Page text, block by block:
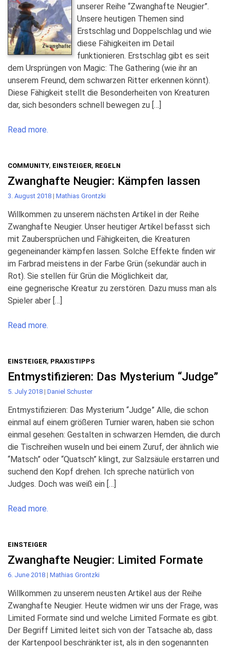
unserer Reihe “Zwanghafte Neugier”.
Unsere heutigen Themen sind
Erstschlag und Doppelschlag und wie
diese Fähigkeiten im Detail
funktionieren. Erstschlag gibt es seit
dem Ursprüngen von Magic: The Gathering (wie ihr an
unserem Freund, dem schwarzen Ritter erkennen könnt).
Diese Fähigkeit stellt die Besonderheiten von Kreaturen
dar, sich besonders schnell bewegen zu […]
Read more.
COMMUNITY, EINSTEIGER, REGELN
Zwanghafte Neugier: Kämpfen lassen
3. August 2018 | Mathias Grontzki
Willkommen zu unserem nächsten Artikel in der Reihe
Zwanghafte Neugier. Unser heutiger Artikel befasst sich
mit Zaubersprüchen und Fähigkeiten, die Kreaturen
gegeneinander kämpfen lassen. Solche Effekte finden wir
im Farbrad meistens in der Farbe Grün (sekundär auch in
Rot). Sie stellen für Grün die Möglichkeit dar,
eine gegnerische Kreatur zu zerstören. Dazu muss man als
Spieler aber […]
Read more.
EINSTEIGER, PRAXISTIPPS
Entmystifizieren: Das Mysterium “Judge”
5. July 2018 | Daniel Schuster
Entmystifizieren: Das Mysterium “Judge” Alle, die schon
einmal auf einem größeren Turnier waren, haben sie schon
einmal gesehen: Gestalten in schwarzen Hemden, die durch
die Tischreihen wuseln und bei einem Zuruf, der ähnlich wie
“Matsch” oder “Quatsch” klingt, zur Salzsäule erstarren und
suchend den Kopf drehen. Ich spreche natürlich von
Judges. Doch was weiß ein […]
Read more.
EINSTEIGER
Zwanghafte Neugier: Limited Formate
6. June 2018 | Mathias Grontzki
Willkommen zu unserem neusten Artikel aus der Reihe
Zwanghafte Neugier. Heute widmen wir uns der Frage, was
Limited Formate sind und welche Limited Formate es gibt.
Der Begriff Limited leitet sich von der Tatsache ab, dass
der Kartenpool beschränkter ist, als in den sogenannten